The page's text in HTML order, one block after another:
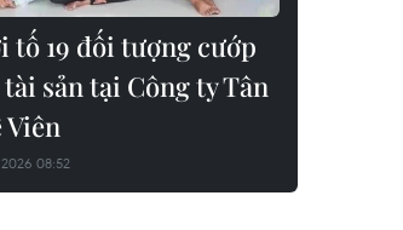
tố 19 đối tượng cướp
sản tại Công ty Tân
Viên
08:52